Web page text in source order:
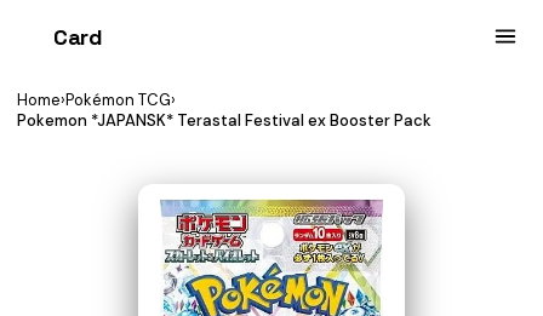
Card
Home›Pokémon TCG›
Pokemon *JAPANSK* Terastal Festival ex Booster Pack